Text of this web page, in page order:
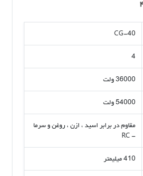
CG-40
4
36000 ولت
54000 ولت
مقاوم در برابر اسید ، ازن ، روغن و سرما
- RC
410 میلیمتر